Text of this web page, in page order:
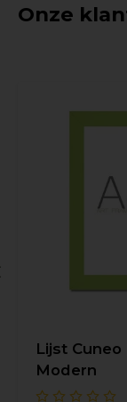
Onze
Lijst Cuneo
Modern